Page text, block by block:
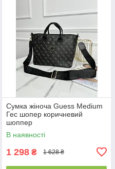
Сумка жіноча Guess Medium
Гес шопер коричневий
шоппер
В наявності
1 298 ₴ 1 628 ₴